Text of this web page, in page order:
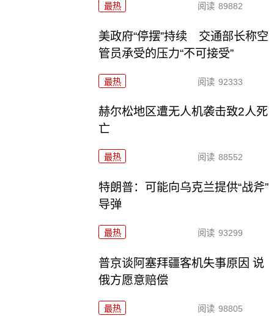
最热 阅读 89882
美政府“停摆”持续 交通部长称空
管员承受的压力“不可接受”
最热 阅读 92333
赫尔松地区遭无人机袭击致2人死
亡
最热 阅读 88552
特朗普：可能向乌克兰提供“战斧”
导弹
最热 阅读 93299
普京谈阿塞拜疆客机失事原因 说
俄方愿意赔偿
最热 阅读 98805